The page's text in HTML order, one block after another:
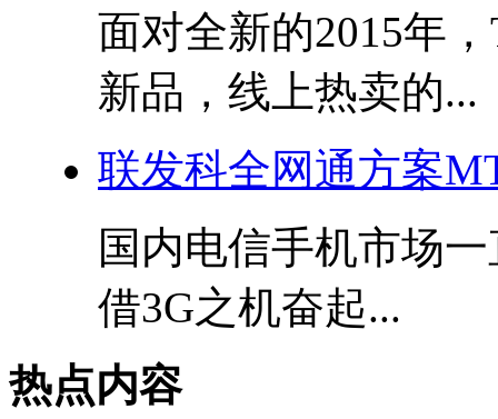
面对全新的2015年
新品，线上热卖的...
联发科全网通方案
国内电信手机市场
借3G之机奋起...
热点内容